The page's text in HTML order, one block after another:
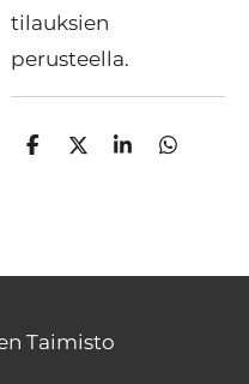
tilauksien
perusteella.
J
J
J
J
Taimisto